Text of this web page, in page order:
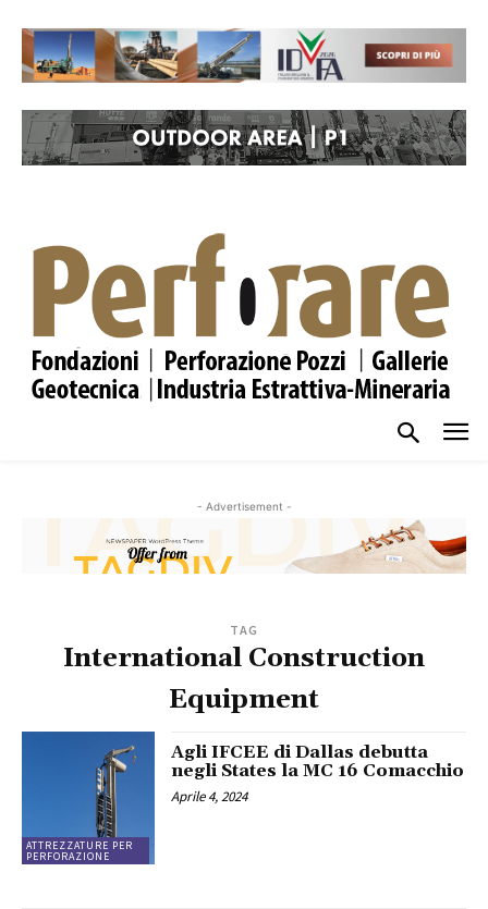
- Advertisement -
TAG
International Construction
Equipment
ATTREZZATURE PER
PERFORAZIONE
Agli IFCEE di Dallas debutta
negli States la MC 16 Comacchio
Aprile 4, 2024